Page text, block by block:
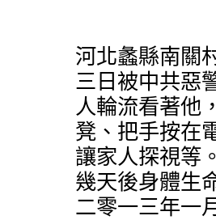
河北蠡縣南關
三日被中共惡
人輪流看著他
凳、把手按在
讓家人探視等
幾天後身體生
二零一三年一